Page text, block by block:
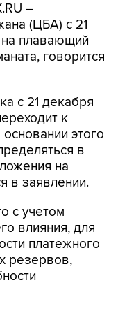
–
(ЦБА) с 21
на плавающий
говорится
с 21 декабря
к
этого
в
на
в заявлении.
с учетом
влияния, для
платежного
резервов,